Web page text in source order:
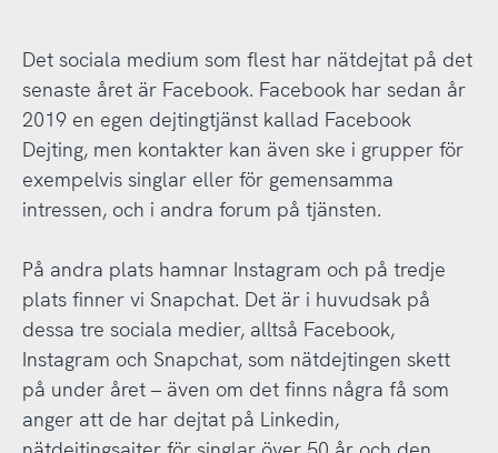
Det sociala medium som flest har nätdejtat på det
senaste året är Facebook. Facebook har sedan år
2019 en egen dejtingtjänst kallad Facebook
Dejting, men kontakter kan även ske i grupper för
exempelvis singlar eller för gemensamma
intressen, och i andra forum på tjänsten.
På andra plats hamnar Instagram och på tredje
plats finner vi Snapchat. Det är i huvudsak på
dessa tre sociala medier, alltså Facebook,
Instagram och Snapchat, som nätdejtingen skett
på under året – även om det finns några få som
anger att de har dejtat på Linkedin,